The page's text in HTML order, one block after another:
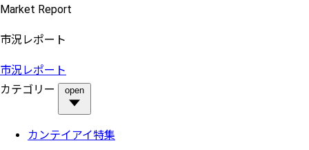
Market Report
市況レポート
市況レポート
カテゴリー
open
カンテイアイ特集